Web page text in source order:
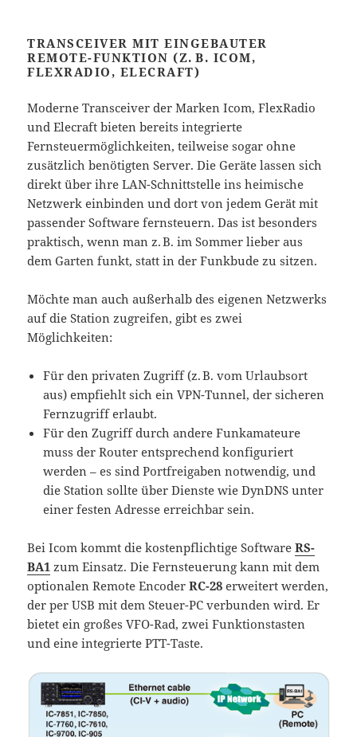
TRANSCEIVER MIT EINGEBAUTER
REMOTE-FUNKTION (Z. B. ICOM,
FLEXRADIO, ELECRAFT)
Moderne Transceiver der Marken Icom, FlexRadio
und Elecraft bieten bereits integrierte
Fernsteuermöglichkeiten, teilweise sogar ohne
zusätzlich benötigten Server. Die Geräte lassen sich
direkt über ihre LAN-Schnittstelle ins heimische
Netzwerk einbinden und dort von jedem Gerät mit
passender Software fernsteuern. Das ist besonders
praktisch, wenn man z. B. im Sommer lieber aus
dem Garten funkt, statt in der Funkbude zu sitzen.
Möchte man auch außerhalb des eigenen Netzwerks
auf die Station zugreifen, gibt es zwei
Möglichkeiten:
Für den privaten Zugriff (z. B. vom Urlaubsort
aus) empfiehlt sich ein VPN-Tunnel, der sicheren
Fernzugriff erlaubt.
Für den Zugriff durch andere Funkamateure
muss der Router entsprechend konfiguriert
werden – es sind Portfreigaben notwendig, und
die Station sollte über Dienste wie DynDNS unter
einer festen Adresse erreichbar sein.
Bei Icom kommt die kostenpflichtige SoftwareRS-
BA1 zum Einsatz. Die Fernsteuerung kann mit dem
optionalen Remote EncoderRC-28 erweitert werden,
der per USB mit dem Steuer-PC verbunden wird. Er
bietet ein großes VFO-Rad, zwei Funktionstasten
und eine integrierte PTT-Taste.